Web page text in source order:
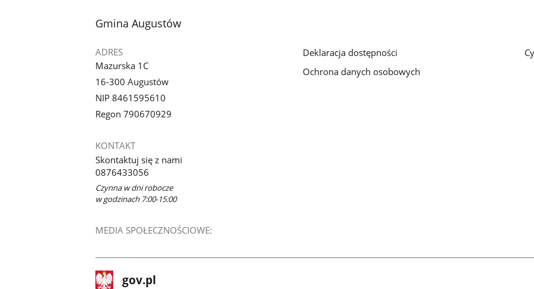
stopka
Gmina Augustów
ADRES
Mazurska 1C
16-300 Augustów
NIP 8461595610
Regon 790670929
KONTAKT
Skontaktuj się z nami
0876433056
Czynna w dni robocze
w godzinach 7:00-15:00
MEDIA SPOŁECZNOŚCIOWE:
Deklaracja dostępności
Ochrona danych osobowych
stopka
gov.pl Strona
gov.pl